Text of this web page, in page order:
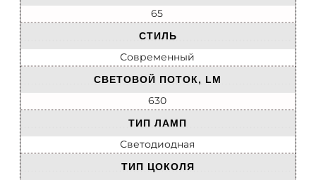
65
СТИЛЬ
Современный
СВЕТОВОЙ ПОТОК, LM
630
ТИП ЛАМП
Светодиодная
ТИП ЦОКОЛЯ